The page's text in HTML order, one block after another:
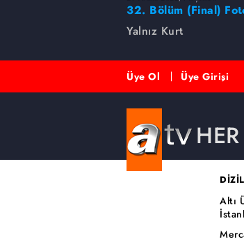
32. Bölüm (Final)
Galeri
Yalnız Kurt
Üye Ol Üye Girişi
Altı